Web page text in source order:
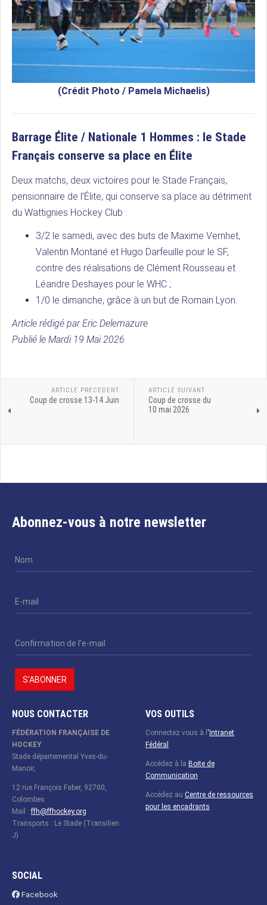
(Crédit Photo / Pamela Michaelis)
Barrage Élite / Nationale 1 Hommes : le Stade
Français conserve sa place en Élite
Deux matchs, deux victoires pour le Stade Français,
pensionnaire de l’Élite, qui conserve sa place au détriment
du Wattignies Hockey Club :
3/2 le samedi, avec des buts de Maxime Vernhet,
Valentin Montané et Hugo Darfeuille pour le SF,
contre des réalisations de Clément Rousseau et
Léandre Deshayes pour le WHC ;
1/0 le dimanche, grâce à un but de Romain Lyon.
Article rédigé par Eric Delemazure
Publié le Mardi 19 Mai 2026
ARTICLE PRECEDENT
Coup de crosse 13-14 Juin
ARTICLE SUIVANT
Coup de crosse du
10 mai 2026
Abonnez-vous à notre newsletter
NOUS CONTACTER
FÉDÉRATION FRANÇAISE DE
HOCKEY
Stade départemental Yves-du-
Manoir,
12 rue François Faber, 92700,
Colombes
Mail :ffh@ffhockey.org
Transports : Le Stade (Transilien
J)
VOS OUTILS
Connectez vous à l 'Intranet
Fédéral
Accédez à la Boite de
Communication
Accédez au Centre de ressources
pour les encadrants
SOCIAL
Facebook